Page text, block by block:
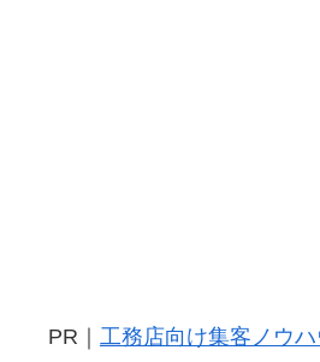
PR｜ 工務店向け集客ノウハ